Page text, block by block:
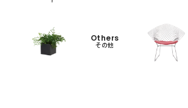
Others
その他